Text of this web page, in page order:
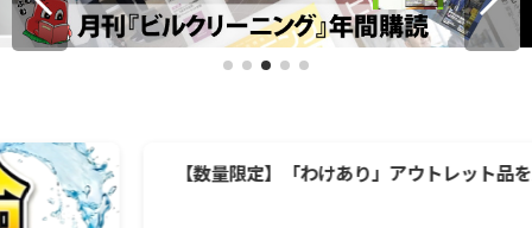
【数量限定】「わけあり」アウトレット品を大放出中！